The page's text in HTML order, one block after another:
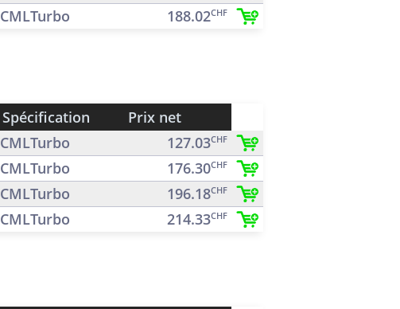
CMLTurbo 188.02CHF
Spécification
Prix net
CMLTurbo 127.03CHF
CMLTurbo 176.30CHF
CMLTurbo 196.18CHF
CMLTurbo 214.33CHF